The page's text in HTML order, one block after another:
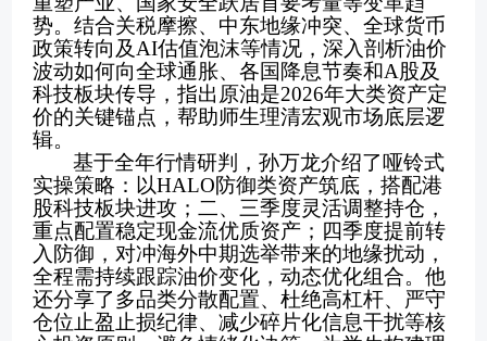
势。结合关税摩擦、中东地缘冲突、全球货币
政策转向及AI估值泡沫等情况，深入剖析油价
波动如何向全球通胀、各国降息节奏和A股及
科技板块传导，指出原油是2026年大类资产定
价的关键锚点，帮助师生理清宏观市场底层逻
辑。
基于全年行情研判，孙万龙介绍了哑铃式
实操策略：以HALO防御类资产筑底，搭配港
股科技板块进攻；二、三季度灵活调整持仓，
重点配置稳定现金流优质资产；四季度提前转
入防御，对冲海外中期选举带来的地缘扰动，
全程需持续跟踪油价变化，动态优化组合。他
还分享了多品类分散配置、杜绝高杠杆、严守
仓位止盈止损纪律、减少碎片化信息干扰等核